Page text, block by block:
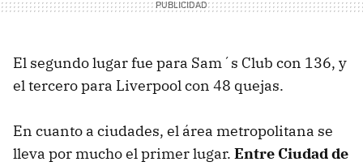
El segundo lugar fue para Sam´s Club con 136, y
el tercero para Liverpool con 48 quejas.
En cuanto a ciudades, el área metropolitana se
lleva por mucho el primer lugar. Entre Ciudad de